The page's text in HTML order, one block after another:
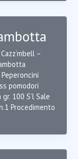
–
pomodori
100 S’l Sale
Procedimento